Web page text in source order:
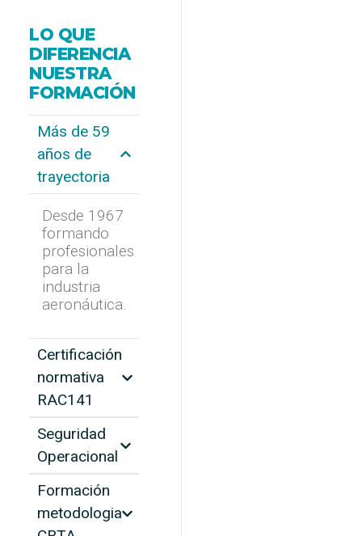
LO QUE
DIFERENCIA
NUESTRA
FORMACIÓN
Más de 59
años de
trayectoria
Desde 1967
formando
profesionales
para la
industria
aeronáutica.
Certificación
normativa
RAC141
Seguridad
Operacional
Formación
metodologia